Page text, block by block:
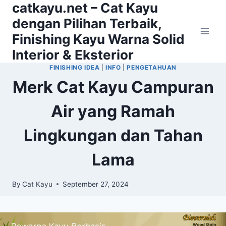
Skip
content
catkayu.net – Cat Kayu
dengan Pilihan Terbaik,
Finishing Kayu Warna Solid
Interior & Eksterior
FINISHING IDEA |INFO |PENGETAHUAN
Merk Cat Kayu Campuran
Air yang Ramah
Lingkungan dan Tahan
Lama
By Cat Kayu September 27, 2024